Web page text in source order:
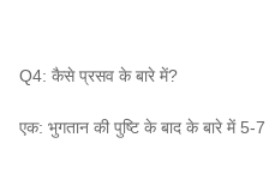
Q4: कैसे प्रसव के बारे में?
एक: भुगतान की पुष्टि के बाद के बारे में 5-7